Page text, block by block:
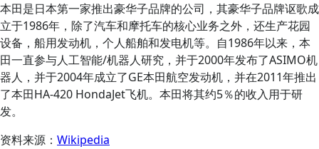
本田是日本第一家推出豪华子品牌的公司，其豪华子品牌讴歌成
立于1986年，除了汽车和摩托车的核心业务之外，还生产花园
设备，船用发动机，个人船舶和发电机等。自1986年以来，本
田一直参与人工智能/机器人研究，并于2000年发布了ASIMO机
器人，并于2004年成立了GE本田航空发动机，并在2011年推出
了本田HA-420 HondaJet飞机。本田将其约5％的收入用于研
发。
资料来源： Wikipedia